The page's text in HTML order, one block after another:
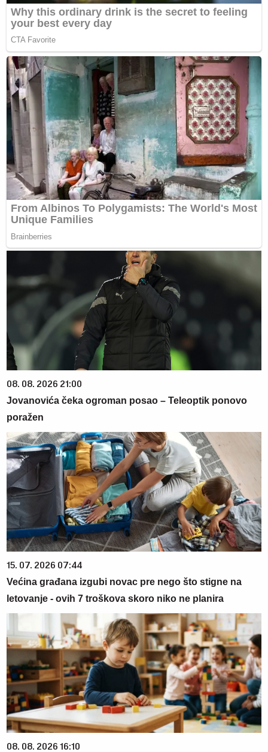
08. 08. 2026 21:00
Jovanovića čeka ogroman posao – Teleoptik ponovo
poražen
15. 07. 2026 07:44
Većina građana izgubi novac pre nego što stigne na
letovanje - ovih 7 troškova skoro niko ne planira
08. 08. 2026 16:10